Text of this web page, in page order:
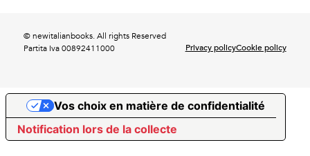
© newitalianbooks. All rights Reserved
Partita Iva 00892411000
Privacy policyCookie policy
Notification lors de la collecte
Vos choix en matière de confidentialité